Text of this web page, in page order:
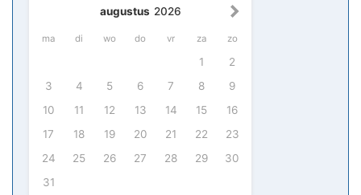
augustus 2026
ma di wo do vr za zo
1
2
3
4 5 6 7 8
9
10
11 12 13 14 15
16
17
18 19 20 21 22
23
24
25 26 27 28 29
30
31